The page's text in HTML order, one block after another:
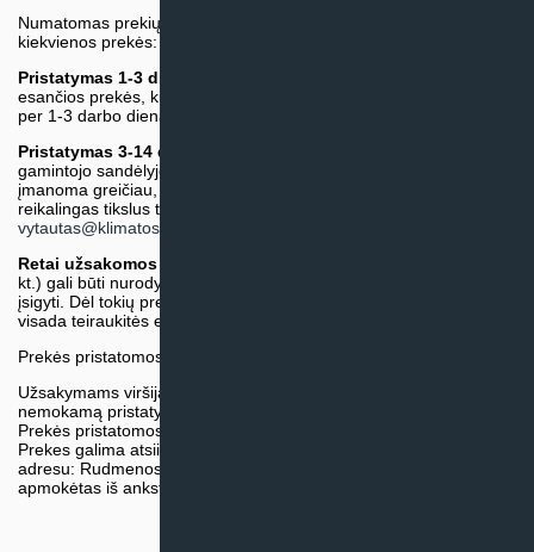
Numatomas prekių pristatymo terminas nurodomas atskirai prie
kiekvienos prekės:
Pristatymas 1-3 d.d.
esančios prekės, kurių atsiėmimą arba pristatymą galime suruošti
per 1-3 darbo dienas.)
Pristatymas 3-14 d.d. arba ilgiau*
gamintojo sandėlyje esančios prekės. Prekė bus pristatyta kaip
įmanoma greičiau, tačiau tiekimo terminas gali skirtis. Jei
reikalingas tikslus terminas, iš anksto teiraukitės el. paštu:
vytautas@klimatosprendimai.lt
Retai užsakomos specifinės prekė
kt.) gali būti nurodytos su preliminaria kaina, be galimybės jų
įsigyti. Dėl tokių prekių įsigijimo, tikslios kainos ir tiekimo termino
visada teiraukitės el. paštu:
Prekės pristatomos naudojantis kurjerių tarnybų paslaugomis.
Užsakymams viršijantiems 300€ sumą visuomet taikome
nemokamą pristatymą.
Prekės pristatomos visoje Lietuvos teritorijoje.
Prekes galima atsiimti nemokamai patiems, mūsų sandėlio
adresu: Rudmenos g. 5, Kaunas. Užsakymas turi būti pateiktas ir
apmokėtas iš anksto.